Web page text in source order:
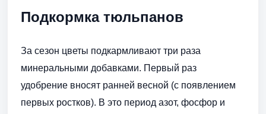
Подкормка тюльпанов
За сезон цветы подкармливают три раза
минеральными добавками. Первый раз
удобрение вносят ранней весной (с появлением
первых ростков). В это период азот, фосфор и